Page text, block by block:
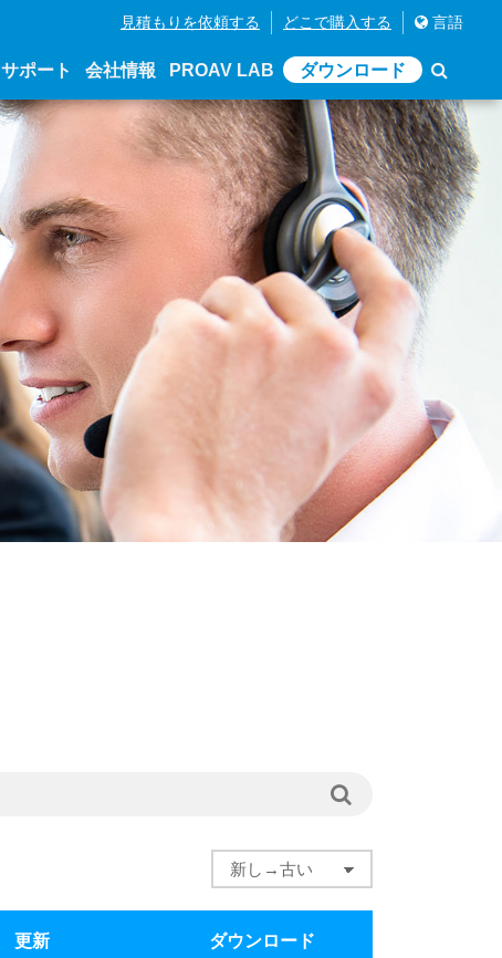
見積もりを依頼する どこで購入する 言語
サポート 会社情報 PROAV LAB ダウンロード
更新 ダウンロード